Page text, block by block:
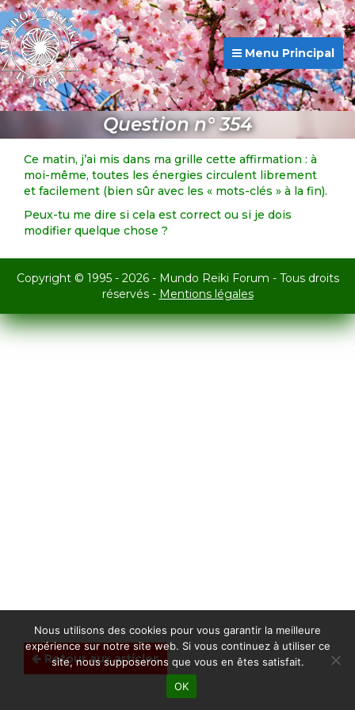
Menu Principal
Question n° 354
Retour aux articles
Ce matin, j’ai mis dans ma grille cette affirmation : à
moi-même, toutes les énergies circulent librement
et facilement (bien sûr avec les « mots-clés » à la fin).
Peux-tu me dire si cela est correct ou si je dois
modifier quelque chose ?
Copyright © 1995 - 2026 - Mundo Reiki Forum - Tous droits
réservés - Mentions légales
Nous utilisons des cookies pour vous garantir la meilleure
expérience sur notre site web. Si vous continuez à utiliser ce
site, nous supposerons que vous en êtes satisfait.
OK